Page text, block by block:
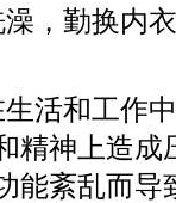
，勤换内
活和工作
精神上造成
能紊乱而导